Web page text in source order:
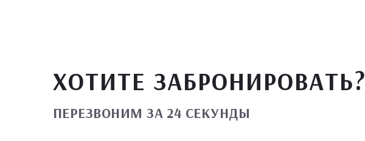
ХОТИТЕ ЗАБРОНИРОВАТЬ?
ПЕРЕЗВОНИМ ЗА 24 СЕКУНДЫ